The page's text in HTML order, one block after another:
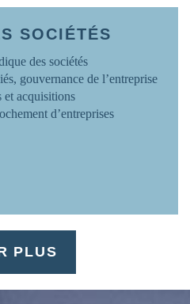
SOCIÉTÉS
des sociétés
gouvernance de l’entreprise
et acquisitions
d’entreprises
PLUS